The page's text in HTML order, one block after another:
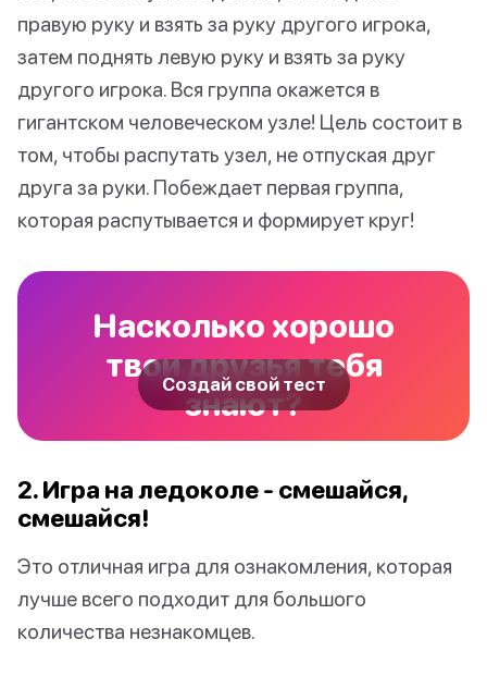
правую руку и взять за руку другого игрока,
затем поднять левую руку и взять за руку
другого игрока. Вся группа окажется в
гигантском человеческом узле! Цель состоит в
том, чтобы распутать узел, не отпуская друг
друга за руки. Побеждает первая группа,
которая распутывается и формирует круг!
Насколько хорошо
твои друзья тебя
знают?
Создай свой тест
2. Игра на ледоколе - смешайся,
смешайся!
Это отличная игра для ознакомления, которая
лучше всего подходит для большого
количества незнакомцев.